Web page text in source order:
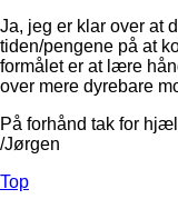
Ja, jeg er klar over at
tiden/pengene på at
formålet er at lære
over mere dyrebare
På forhånd tak for
/Jørgen
Top